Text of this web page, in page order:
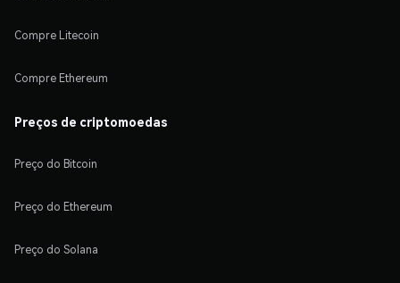
Compre Litecoin
Compre Ethereum
Preços de criptomoedas
Preço do Bitcoin
Preço do Ethereum
Preço do Solana